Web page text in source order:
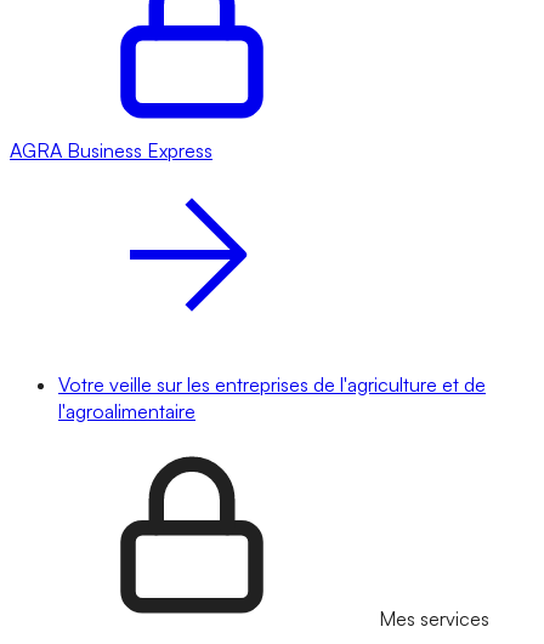
AGRA Business Express
Votre veille sur les entreprises de l'agriculture et de
l'agroalimentaire
Mes services